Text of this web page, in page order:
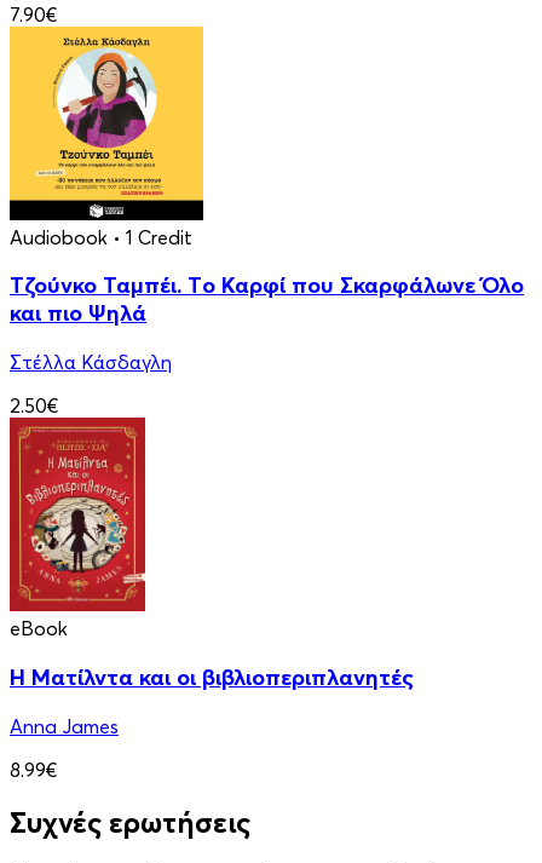
7.90€
Audiobook • 1 Credit
Τζούνκο Ταμπέι. Tο Καρφί που Σκαρφάλωνε Όλο
και πιο Ψηλά
Στέλλα Κάσδαγλη
2.50€
eBook
Η Ματίλντα και οι βιβλιοπεριπλανητές
Anna James
8.99€
Συχνές ερωτήσεις